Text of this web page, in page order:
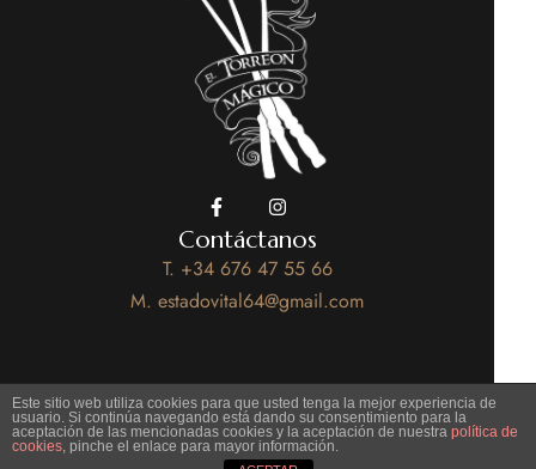
Contáctanos
T. +34 676 47 55 66
M. estadovital64@gmail.com
Copyright 2025 - Online by Inés
Este sitio web utiliza cookies para que usted tenga la mejor experiencia de
usuario. Si continúa navegando está dando su consentimiento para la
aceptación de las mencionadas cookies y la aceptación de nuestra política de
cookies, pinche el enlace para mayor información.